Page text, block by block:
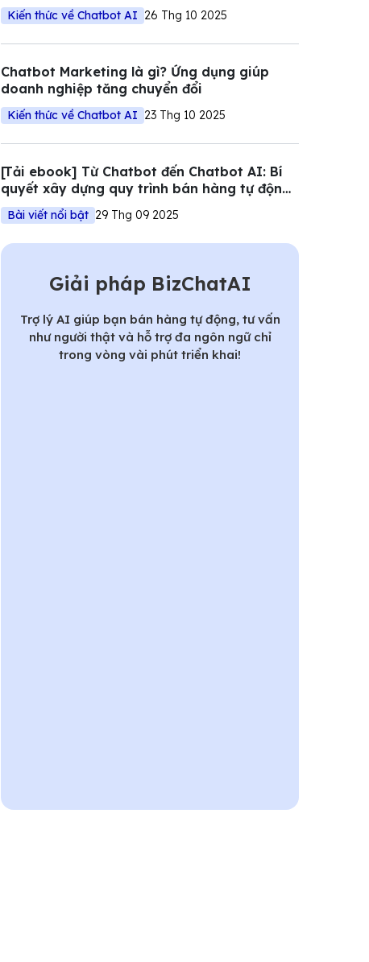
Kiến thức về Chatbot AI 26 Thg 10 2025
Chatbot Marketing là gì? Ứng dụng giúp
doanh nghiệp tăng chuyển đổi
Kiến thức về Chatbot AI 23 Thg 10 2025
[Tải ebook] Từ Chatbot đến Chatbot AI: Bí
quyết xây dựng quy trình bán hàng tự động
hiệu quả
Bài viết nổi bật 29 Thg 09 2025
Giải pháp BizChatAI
Trợ lý AI giúp bạn bán hàng tự động, tư vấn
như người thật và hỗ trợ đa ngôn ngữ chỉ
trong vòng vài phút triển khai!